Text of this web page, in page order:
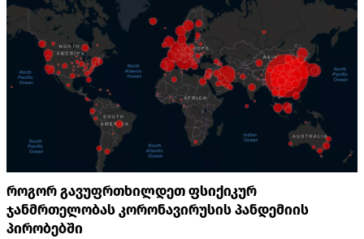
როგორ გავუფრთხილდეთ ფსიქიკურ
ჯანმრთელობას კორონავირუსის პანდემიის
პირობებში